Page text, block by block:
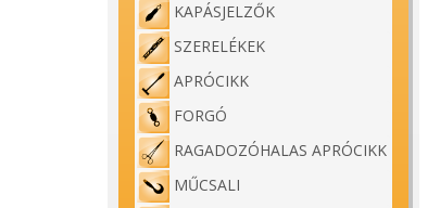
KAPÁSJELZŐK
SZERELÉKEK
APRÓCIKK
FORGÓ
RAGADOZÓHALAS APRÓCIKK
MŰCSALI